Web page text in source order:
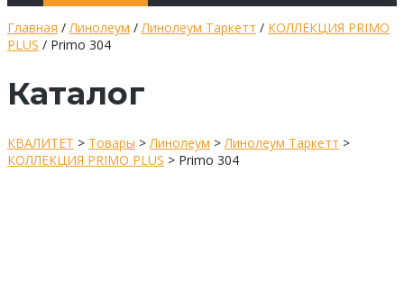
Главная /Линолеум /Линолеум Таркетт / КОЛЛЕКЦИЯ PRIMO
PLUS / Primo 304
Каталог
КВАЛИТЕТ > Товары >Линолеум >Линолеум Таркетт >
КОЛЛЕКЦИЯ PRIMO PLUS > Primo 304